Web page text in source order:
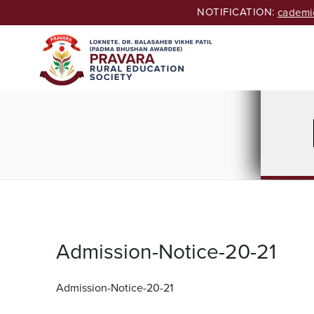
to
NOTIFICATION:
Seeking Admissions of B.Ed. & M.Ed. Courses for
Admission-Notice-20-21
Admission-Notice-20-21